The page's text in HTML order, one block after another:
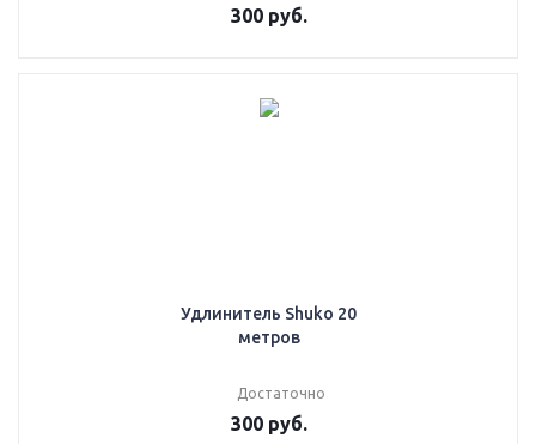
300руб.
Удлинитель Shuko 20
метров
Достаточно
300руб.